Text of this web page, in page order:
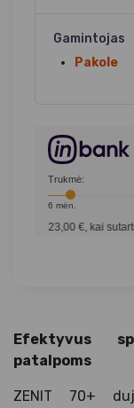
Gamintojas
Pakole
Trukmė:
6 mėn.
€, kai sutartis
Efektyvus
patalpoms
ZENIT 70+